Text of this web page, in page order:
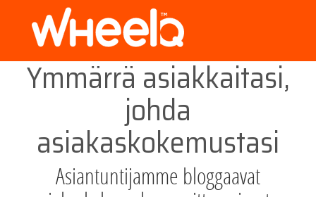
Ymmärrä asiakkaitasi,
johda
asiakaskokemustasi
Asiantuntijamme bloggaavat